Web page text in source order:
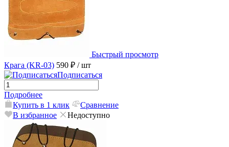
Быстрый просмотр
Крага (KR-03) 590 ₽ / шт
Подписаться
Подробнее
Купить в 1 клик
Сравнение
В избранное
Недоступно